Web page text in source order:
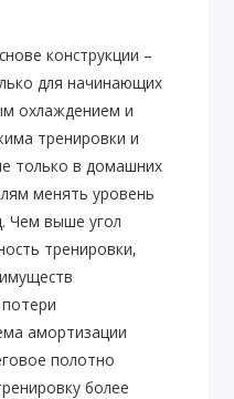
конструкции –
для начинающих
охлаждением и
тренировки и
только в домашних
менять уровень
Чем выше угол
тренировки,
амортизации
полотно
более